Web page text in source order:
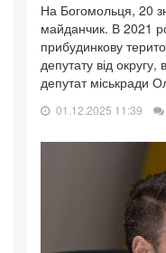
На Богомольця, 20
майданчик. В 2021
прибудинкову
депутату від округу,
депутат міськради
01.12.2025 11:39